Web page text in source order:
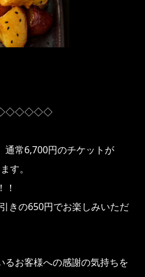
通常6,700円のチケットが
す。
きの650円でお楽しみいただ
るお客様への感謝の気持ちを